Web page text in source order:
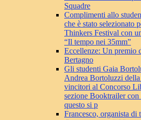
Squadre
Complimenti allo
che è stato selezionato
Thinkers Festival con
“Il tempo nei 35mm”
Eccellenze: Un premio
Bertagno
Gli studenti Gaia
Andrea Bortoluzzi
vincitori al Concorso
sezione Booktrailer
questo si p
Francesco, organista di